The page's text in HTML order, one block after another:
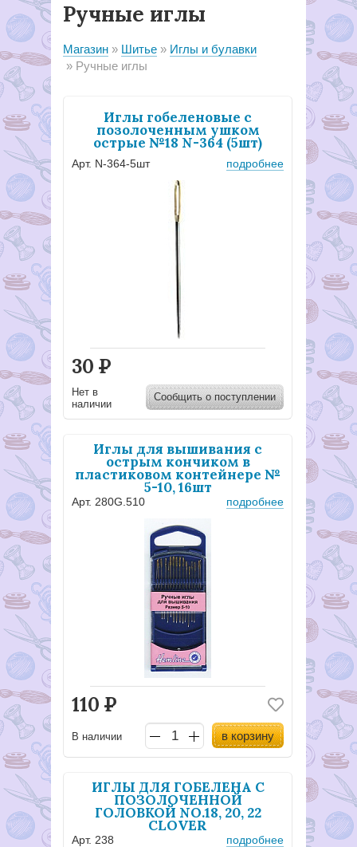
Ручные иглы
Магазин Шитье
Иглы и булавки
Ручные иглы
Иглы гобеленовые с
позолоченным ушком
острые №18 N-364 (5шт)
Арт. N-364-5шт подробнее
30 Р
Нет в
наличии
Сообщить о поступлении
Иглы для вышивания с
острым кончиком в
пластиковом контейнере №
5-10, 16шт
Арт. 280G.510 подробнее
110 Р
В наличии в корзину
ИГЛЫ ДЛЯ ГОБЕЛЕНА С
ПОЗОЛОЧЕННОЙ
ГОЛОВКОЙ NO.18, 20, 22
CLOVER
Арт. 238 подробнее